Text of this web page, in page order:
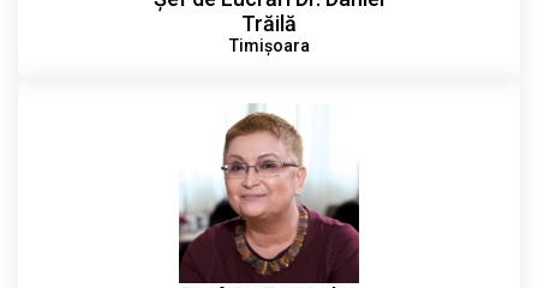
Trăilă
Timișoara